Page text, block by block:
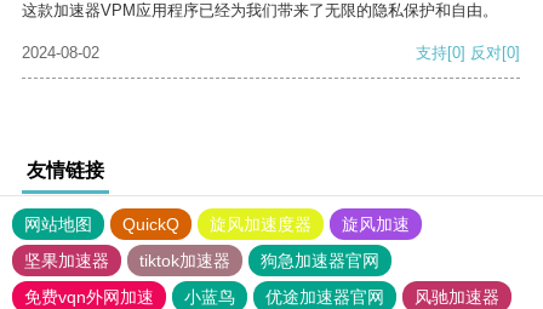
这款加速器VPM应用程序已经为我们带来了无限的隐私保护和自由。
2024-08-02 支持[0] 反对[0]
友情链接
网站地图 QuickQ 旋风加速度器
旋风加速
坚果加速器
tiktok加速器
狗急加速器官网
免费vqn外网加速
小蓝鸟 优途加速器官网
风驰加速器